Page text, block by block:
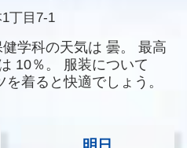
丁目7-1
学科の天気は 曇。
最高
10％。
服装について
着ると快適でしょう。